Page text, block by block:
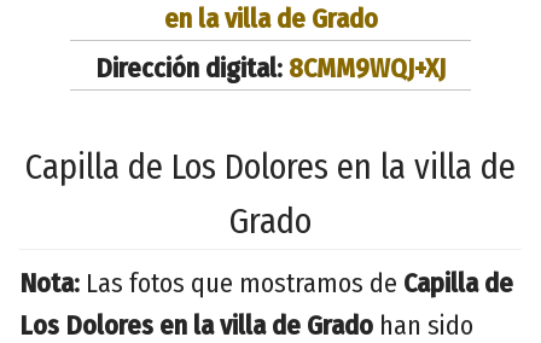
en la villa de Grado
Dirección digital: 8CMM9WQJ+XJ
Capilla de Los Dolores en la villa de
Grado
Nota: Las fotos que mostramos de Capilla de
Los Dolores en la villa de Grado han sido